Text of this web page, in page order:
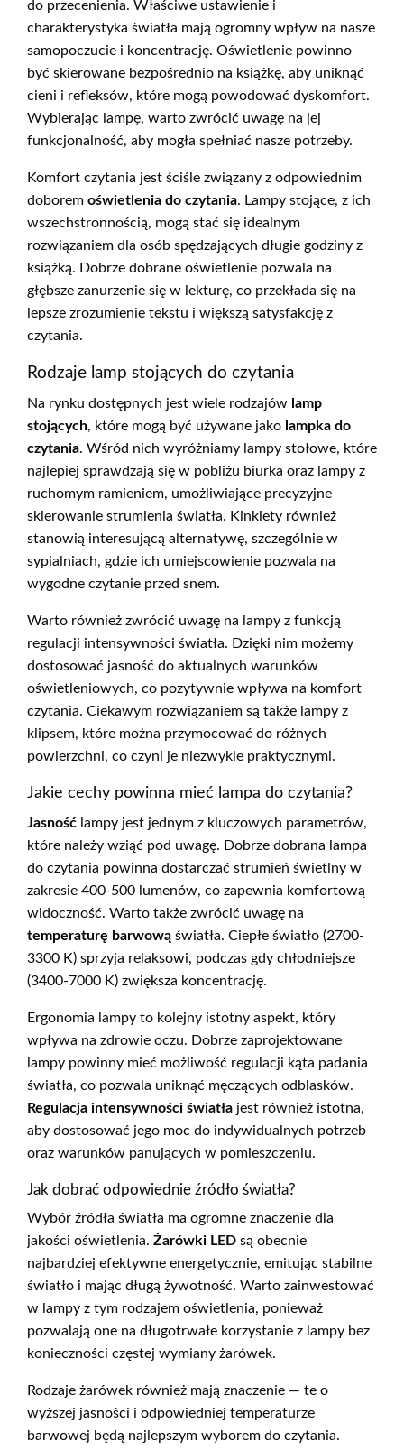
do przecenienia. Właściwe ustawienie i
charakterystyka światła mają ogromny wpływ na nasze
samopoczucie i koncentrację. Oświetlenie powinno
być skierowane bezpośrednio na książkę, aby uniknąć
cieni i refleksów, które mogą powodować dyskomfort.
Wybierając lampę, warto zwrócić uwagę na jej
funkcjonalność, aby mogła spełniać nasze potrzeby.
Komfort czytania jest ściśle związany z odpowiednim
doborem oświetlenia do czytania. Lampy stojące, z ich
wszechstronnością, mogą stać się idealnym
rozwiązaniem dla osób spędzających długie godziny z
książką. Dobrze dobrane oświetlenie pozwala na
głębsze zanurzenie się w lekturę, co przekłada się na
lepsze zrozumienie tekstu i większą satysfakcję z
czytania.
Rodzaje lamp stojących do czytania
Na rynku dostępnych jest wiele rodzajów lamp
stojących, które mogą być używane jako lampka do
czytania. Wśród nich wyróżniamy lampy stołowe, które
najlepiej sprawdzają się w pobliżu biurka oraz lampy z
ruchomym ramieniem, umożliwiające precyzyjne
skierowanie strumienia światła. Kinkiety również
stanowią interesującą alternatywę, szczególnie w
sypialniach, gdzie ich umiejscowienie pozwala na
wygodne czytanie przed snem.
Warto również zwrócić uwagę na lampy z funkcją
regulacji intensywności światła. Dzięki nim możemy
dostosować jasność do aktualnych warunków
oświetleniowych, co pozytywnie wpływa na komfort
czytania. Ciekawym rozwiązaniem są także lampy z
klipsem, które można przymocować do różnych
powierzchni, co czyni je niezwykle praktycznymi.
Jakie cechy powinna mieć lampa do czytania?
Jasność lampy jest jednym z kluczowych parametrów,
które należy wziąć pod uwagę. Dobrze dobrana lampa
do czytania powinna dostarczać strumień świetlny w
zakresie 400-500 lumenów, co zapewnia komfortową
widoczność. Warto także zwrócić uwagę na
temperaturę barwową światła. Ciepłe światło (2700-
3300 K) sprzyja relaksowi, podczas gdy chłodniejsze
(3400-7000 K) zwiększa koncentrację.
Ergonomia lampy to kolejny istotny aspekt, który
wpływa na zdrowie oczu. Dobrze zaprojektowane
lampy powinny mieć możliwość regulacji kąta padania
światła, co pozwala uniknąć męczących odblasków.
Regulacja intensywności światła jest również istotna,
aby dostosować jego moc do indywidualnych potrzeb
oraz warunków panujących w pomieszczeniu.
Jak dobrać odpowiednie źródło światła?
Wybór źródła światła ma ogromne znaczenie dla
jakości oświetlenia. Żarówki LED są obecnie
najbardziej efektywne energetycznie, emitując stabilne
światło i mając długą żywotność. Warto zainwestować
w lampy z tym rodzajem oświetlenia, ponieważ
pozwalają one na długotrwałe korzystanie z lampy bez
konieczności częstej wymiany żarówek.
Rodzaje żarówek również mają znaczenie — te o
wyższej jasności i odpowiedniej temperaturze
barwowej będą najlepszym wyborem do czytania.